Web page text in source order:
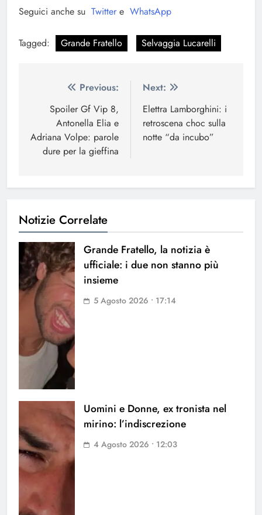
Seguici anche su Twitter e WhatsApp
Tagged: Grande Fratello Selvaggia Lucarelli
Navigazione
articoli
Previous:
Spoiler Gf Vip 8,
Antonella Elia e
Adriana Volpe: parole
dure per la gieffina
Next:
Elettra Lamborghini: i
retroscena choc sulla
notte “da incubo”
Notizie Correlate
Grande Fratello, la notizia è
ufficiale: i due non stanno più
insieme
5 Agosto 2026 • 17:14
Uomini e Donne, ex tronista nel
mirino: l’indiscrezione
4 Agosto 2026 • 12:03